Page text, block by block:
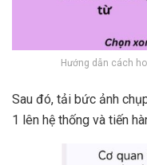
Hướng dẫn cách
Sau đó, tải bức ảnh
1 lên hệ thống và tiến